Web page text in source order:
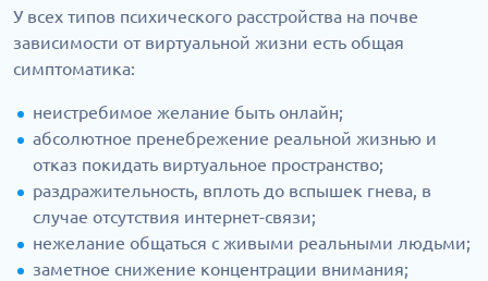
У всех типов психического расстройства на почве
зависимости от виртуальной жизни есть общая
симптоматика:
неистребимое желание быть онлайн;
абсолютное пренебрежение реальной жизнью и
отказ покидать виртуальное пространство;
раздражительность, вплоть до вспышек гнева, в
случае отсутствия интернет-связи;
нежелание общаться с живыми реальными людьми;
заметное снижение концентрации внимания;